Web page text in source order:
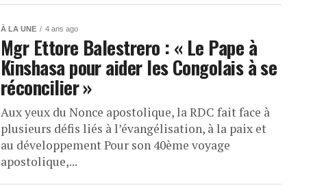
À LA UNE 4 ans ago
Mgr Ettore Balestrero : « Le Pape à
Kinshasa pour aider les Congolais à se
réconcilier »
Aux yeux du Nonce apostolique, la RDC fait face à
plusieurs défis liés à l’évangélisation, à la paix et
au développement Pour son 40ème voyage
apostolique,...